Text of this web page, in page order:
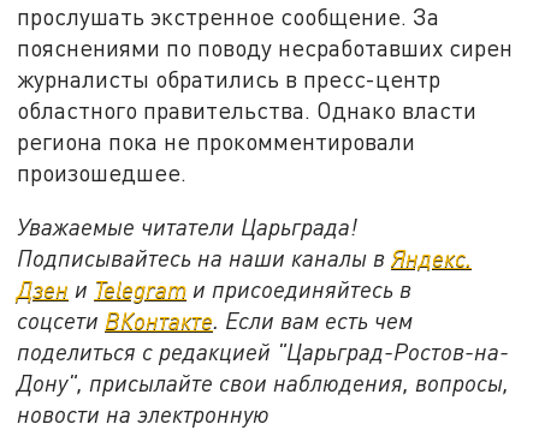
прослушать экстренное сообщение. За
пояснениями по поводу несработавших сирен
журналисты обратились в пресс-центр
областного правительства. Однако власти
региона пока не прокомментировали
произошедшее.
Уважаемые читатели Царьграда!
Подписывайтесь на наши каналы вЯндекс.
Дзен и Telegram и присоединяйтесь в
соцсети ВКонтакте. Если вам есть чем
поделиться с редакцией "Царьград-Ростов-на-
Дону", присылайте свои наблюдения, вопросы,
новости на электронную